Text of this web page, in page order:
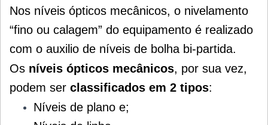
Nos níveis ópticos mecânicos, o nivelamento
“fino ou calagem” do equipamento é realizado
com o auxilio de níveis de bolha bi-partida.
Os níveis ópticos mecânicos, por sua vez,
podem ser classificados em 2 tipos:
Níveis de plano e;